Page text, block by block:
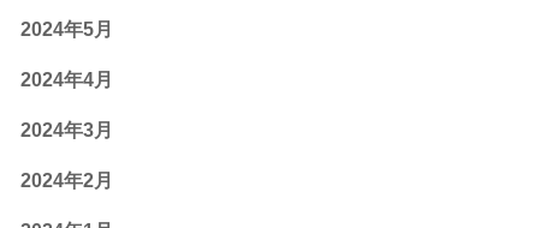
2024年5月
2024年4月
2024年3月
2024年2月